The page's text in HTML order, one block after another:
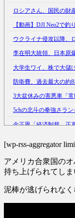
ロシアさん、国民の財
【動画】DJI Neo2で釣
ウクライナ侵攻以降、
李在明大統領、日本原
大学生ワイ、株で大儲
防衛費、過去最大の約
3大盆休みの害悪車「
5chの北斗の拳強さラ
金正恩「経済制裁、正
顔20点、体80点と評価
[wp-rss-aggregator
アメリカ合衆国の
持ち上げられてしま
泥棒が逃げられな